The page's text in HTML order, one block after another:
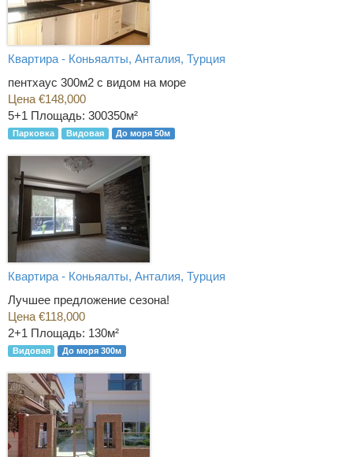
Квартира - Коньяалты, Анталия, Турция
пентхаус 300м2 с видом на море
Цена €148,000
5+1 Площадь: 300350м²
Парковка Видовая До моря 50м
Квартира - Коньяалты, Анталия, Турция
Лучшее предложение сезона!
Цена €118,000
2+1 Площадь: 130м²
Видовая До моря 300м